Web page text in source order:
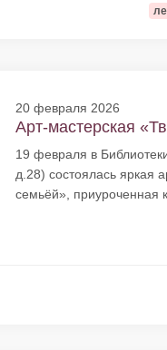
20 февраля 2026
Арт-мастерская
19 февраля в
д.28) состоялась яркая
семьёй», приуроченная